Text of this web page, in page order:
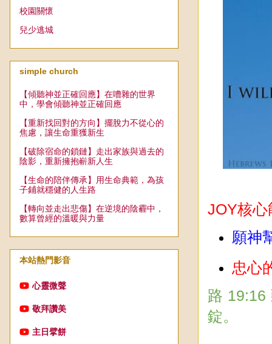
JOY核心
願神
忠心
路 19:16
錠。
校園關懷
兒少逃城
simple church
【傾聽神並正確回應】在嘈雜的世界
中，學會傾聽神並正確回應
【重新找回對的方向】擺脫力不從心的
焦慮，讓生命重獲新生
【破除宿命的鎖鏈】走出家族與過去的
陰影，重新擁抱嶄新人生
【生命的陪伴傳承】用生命典範，為孩
子鋪就穩健的人生路
【轉向並走出悲傷】在逆境的陰霾中，
數算曾經的溫暖與力量
本站熱門影音
心靈微聲
敬拜讚美
主日擘餅